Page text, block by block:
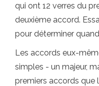
qui ont 12 verres du
deuxième accord.
pour déterminer
Les accords eux-
simples - un majeur,
premiers accords que